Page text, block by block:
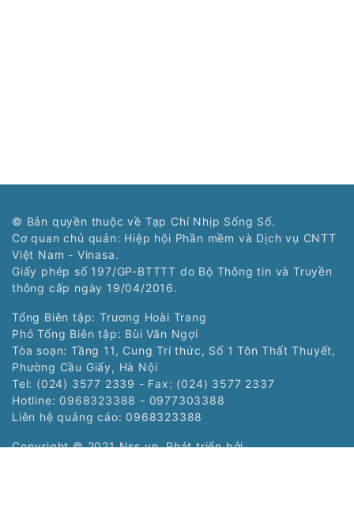
© Bản quyền thuộc về Tạp Chí Nhịp Sống Số.
Cơ quan chủ quản: Hiệp hội Phần mềm và Dịch vụ CNTT
Việt Nam - Vinasa.
Giấy phép số 197/GP-BTTTT do Bộ Thông tin và Truyền
thông cấp ngày 19/04/2016.
Tổng Biên tập: Trương Hoài Trang
Phó Tổng Biên tập: Bùi Văn Ngợi
Tòa soạn: Tầng 11, Cung Trí thức, Số 1 Tôn Thất Thuyết,
Phường Cầu Giấy, Hà Nội
Tel: (024) 3577 2339 - Fax: (024) 3577 2337
Hotline: 0968323388 - 0977303388
Liên hệ quảng cáo: 0968323388
Copyright © 2021 Nss.vn. Phát triển bởi